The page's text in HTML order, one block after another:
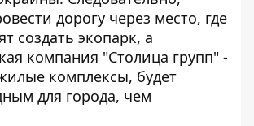
дорогу через место, где
создать экопарк, а
компания "Столица групп" -
комплексы, будет
для города, чем